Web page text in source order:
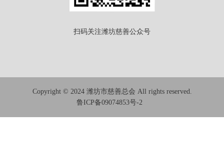
扫码关注潍坊慈善公众号
Copyright © 2024 潍坊市慈善总会 All rights reserved.
鲁ICP备09074853号-2